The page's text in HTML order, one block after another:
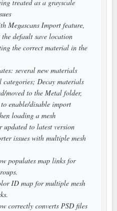
treated as a grayscale
Megascans Import feature,
default save location
the correct material in the
several new materials
categories; Decay materials
moved to the Metal folder,
enable/disable import
loading a mesh
updated to latest version
issues with multiple mesh
populates map links for
ID map for multiple mesh
correctly converts PSD files